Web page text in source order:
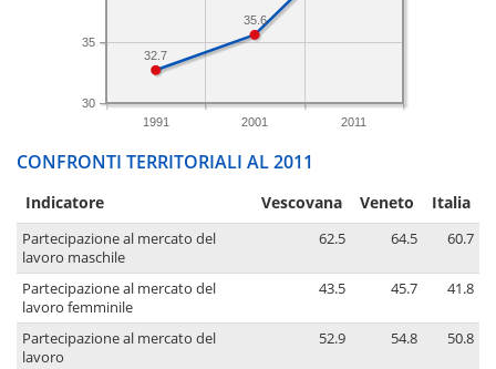
1991 2001 2011
30
35
35.6
32.7
CONFRONTI TERRITORIALI AL 2011
Indicatore Vescovana Veneto Italia
Partecipazione al mercato del
lavoro maschile
62.5 64.5 60.7
Partecipazione al mercato del
lavoro femminile
43.5 45.7 41.8
Partecipazione al mercato del
lavoro
52.9 54.8 50.8